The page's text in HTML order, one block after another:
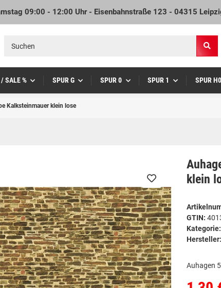
09:00 - 12:00 Uhr - Eisenbahnstraße 123 - 04315
SALE % SPUR G SPUR 0 SPUR 1 SPUR H0
Kalksteinmauer klein lose
klein
GTIN:
Kategorie:
Hersteller:
Auhagen